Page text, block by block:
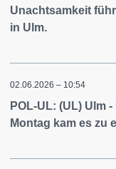
Unachtsamkeit
in Ulm.
02.06.2026 – 10:54
POL-UL: (UL) Ulm
Montag kam es zu